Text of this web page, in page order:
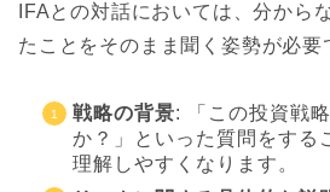
IFAとの対話においては、分から
たことをそのまま聞く姿勢が必要
戦略の背景: 「この投資戦
か？」といった質問をする
理解しやすくなります。